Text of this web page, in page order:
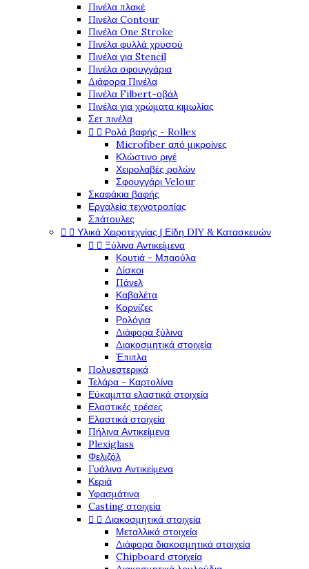
Πινέλα πλακέ
Πινέλα Contour
Πινέλα One Stroke
Πινέλα φυλλά χρυσού
Πινέλα για Stencil
Πινέλα σφουγγάρια
Διάφορα Πινέλα
Πινέλα Filbert-οβάλ
Πινέλα για χρώματα κιμωλίας
Σετ πινέλα
  Ρολά βαφής - Rollex
Microfiber από μικροίνες
Κλώστινο ριγέ
Χειρολαβές ρολών
Σφουγγάρι Velour
Σκαφάκια βαφής
Εργαλεία τεχνοτροπίας
Σπάτουλες
  Υλικά Χειροτεχνίας | Είδη DIY & Κατασκευών
  Ξύλινα Αντικείμενα
Κουτιά - Μπαούλα
Δίσκοι
Πάνελ
Καβαλέτα
Κορνίζες
Ρολόγια
Διάφορα ξύλινα
Διακοσμητικά στοιχεία
Έπιπλα
Πολυεστερικά
Τελάρα - Καρτολίνα
Εύκαμπτα ελαστικά στοιχεία
Ελαστικές τρέσες
Ελαστικά στοιχεία
Πήλινα Αντικείμενα
Plexiglass
Φελιζόλ
Γυάλινα Αντικείμενα
Κεριά
Υφασμάτινα
Casting στοιχεία
  Διακοσμητικά στοιχεία
Μεταλλικά στοιχεία
Διάφορα διακοσμητικά στοιχεία
Chipboard στοιχεία